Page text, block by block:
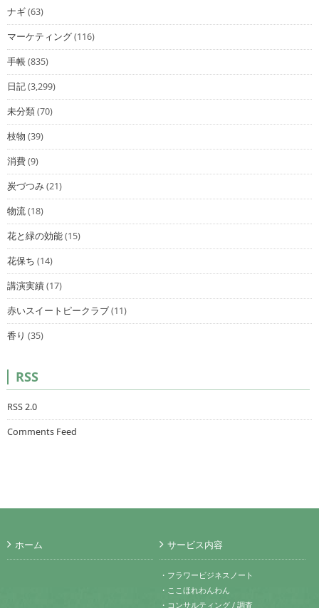
ナギ(63)
マーケティング(116)
手帳(835)
日記(3,299)
未分類(70)
枝物 (39)
消費(9)
炭づつみ(21)
物流(18)
花と緑の効能(15)
花保ち (14)
講演実績(17)
赤いスイートピークラブ(11)
香り (35)
RSS
RSS 2.0
Comments Feed
ホーム サービス内容
・フラワービジネスノート
・ここほれわんわん
・コンサルティング / 調査